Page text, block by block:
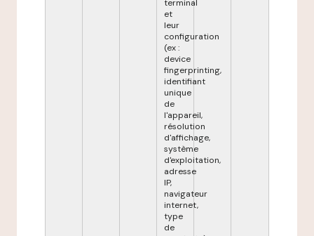
terminal
et
leur
configuration
(ex :
device
fingerprinting,
identifiant
unique
de
l'appareil,
résolution
d'affichage,
système
d'exploitation,
adresse
IP,
navigateur
internet,
type
de